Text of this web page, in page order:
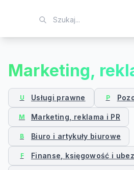
Marketing,
U Usługi prawne P
M Marketing, reklama i PR
B Biuro i artykuły biurowe
F Finanse, księgowość i